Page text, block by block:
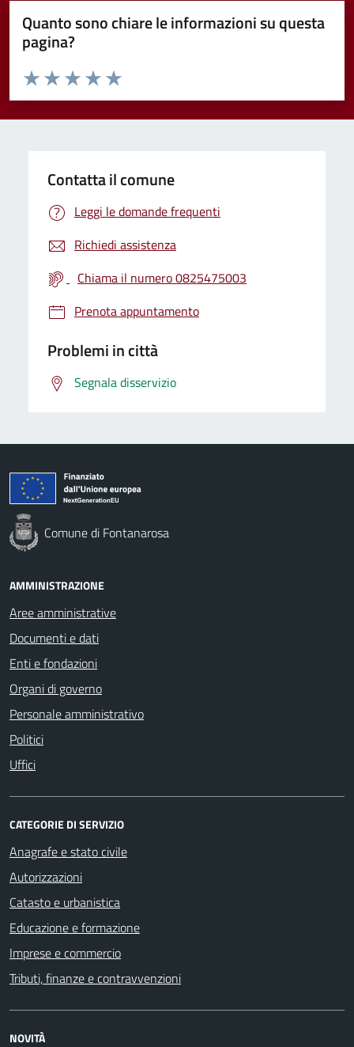
Quanto sono chiare le informazioni su questa
pagina?
Valuta da 1 a 5 stelle la pagina
Valuta 5 stelle su 5
Valuta 4 stelle su 5
Valuta 3 stelle su 5
Valuta 2 stelle su 5
Valuta 1 stelle su 5
Contatta il comune
Leggi le domande frequenti
Richiedi assistenza
Chiama il numero 0825475003
Prenota appuntamento
Problemi in città
Segnala disservizio
Comune di Fontanarosa
AMMINISTRAZIONE
Aree amministrative
Documenti e dati
Enti e fondazioni
Organi di governo
Personale amministrativo
Politici
Uffici
CATEGORIE DI SERVIZIO
Anagrafe e stato civile
Autorizzazioni
Catasto e urbanistica
Educazione e formazione
Imprese e commercio
Tributi, finanze e contravvenzioni
NOVITÀ